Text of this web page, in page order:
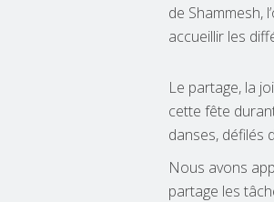
de Shammesh,
accueillir les
Le partage, la
cette fête
danses, défilés
Nous avons
partage les